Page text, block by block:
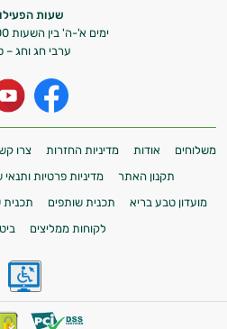
שעות
ימים א'-ה' בין השעות 09:00-15:00
ערבי חג וחג –
משלוחים אודות מדיניות החזרות צרו
תקנון האתר
מדיניות פרטיות ותנאי
מועדון טבע בריא
תכנית שותפים תכנית
לקוחות ממליצים